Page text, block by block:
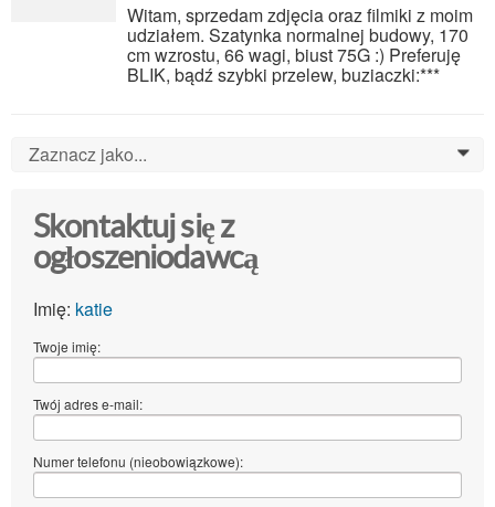
Witam, sprzedam zdjęcia oraz filmiki z moim
udziałem. Szatynka normalnej budowy, 170
cm wzrostu, 66 wagi, biust 75G :) Preferuję
BLIK, bądź szybki przelew, buziaczki:***
Zaznacz jako... 0
Skontaktuj się z
ogłoszeniodawcą
Imię: katie
Twoje imię:
Twój adres e-mail:
Numer telefonu (nieobowiązkowe):